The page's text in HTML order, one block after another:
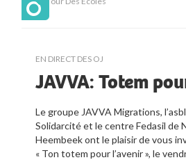
EN DIRECT DES OJ
JAVVA: Totem
Le groupe JAVVA Migrations, l’asbl
Solidarcité et le centre Fedasil de
Heembeek ont le plaisir de vous
« Ton totem pour l’avenir », le